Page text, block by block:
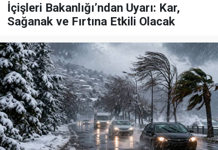
İçişleri Bakanlığı’ndan Uyarı: Kar,
Sağanak ve Fırtına Etkili Olacak